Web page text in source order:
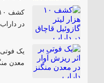
در داراب
یک فوتی
معدن